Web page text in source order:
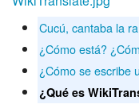
Cucú, cantaba la
¿Cómo está?
¿Cómo se escribe
¿Qué es